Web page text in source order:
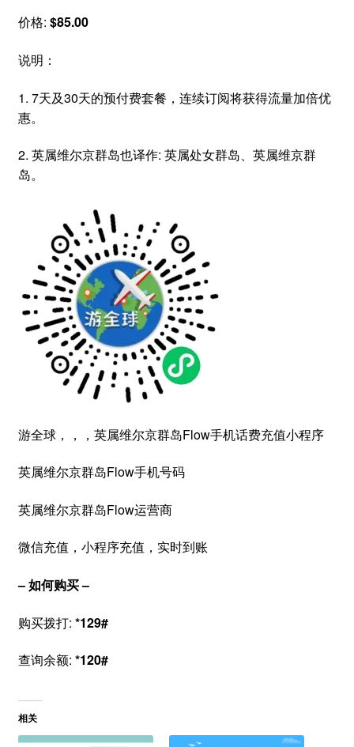
价格: $85.00
说明：
1. 7天及30天的预付费套餐，连续订阅将获得流量加倍优
惠。
2. 英属维尔京群岛也译作: 英属处女群岛、英属维京群
岛。
游全球，，，英属维尔京群岛Flow手机话费充值小程序
英属维尔京群岛Flow手机号码
英属维尔京群岛Flow运营商
微信充值，小程序充值，实时到账
– 如何购买 –
购买拨打: *129#
查询余额: *120#
相关